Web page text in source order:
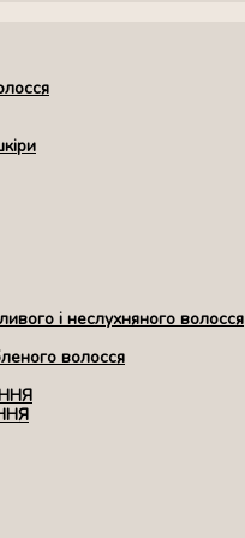
і неслухняного волосся
волосся